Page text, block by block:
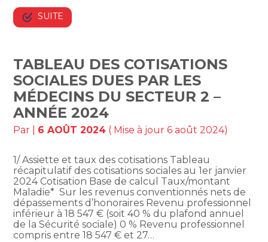
SUITE
TABLEAU DES COTISATIONS
SOCIALES DUES PAR LES
MÉDECINS DU SECTEUR 2 –
ANNÉE 2024
Par 6 AOÛT 2024 ( Mise à jour 6 août 2024)
1/ Assiette et taux des cotisations Tableau
récapitulatif des cotisations sociales au 1er janvier
2024 Cotisation Base de calcul Taux/montant
Maladie* Sur les revenus conventionnés nets de
dépassements d’honoraires Revenu professionnel
inférieur à 18 547 € (soit 40 % du plafond annuel
de la Sécurité sociale) 0 % Revenu professionnel
compris entre 18 547 € et 27…